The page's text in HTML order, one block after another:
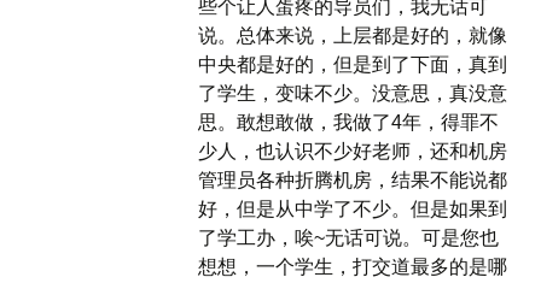
些个让人蛋疼的导员们，我无话可
说。总体来说，上层都是好的，就像
中央都是好的，但是到了下面，真到
了学生，变味不少。没意思，真没意
思。敢想敢做，我做了4年，得罪不
少人，也认识不少好老师，还和机房
管理员各种折腾机房，结果不能说都
好，但是从中学了不少。但是如果到
了学工办，唉~无话可说。可是您也
想想，一个学生，打交道最多的是哪